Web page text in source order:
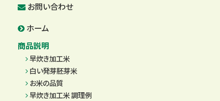
お問い合わせ
ホーム
商品説明
早炊き加工米
白い発芽胚芽米
お米の品質
早炊き加工米 調理例